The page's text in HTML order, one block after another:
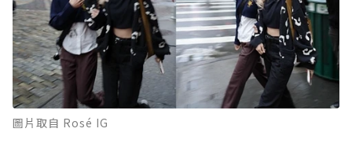
圖片取自 Rosé IG